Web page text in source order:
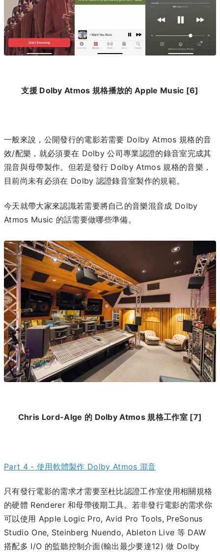
支援 Dolby Atmos 規格播放的 Apple Music [6]
一般來說，公開發行的電影若需要 Dolby Atmos 規格的音
效/配樂，就必須要在 Dolby 公司專業認證的錄音室完成其
混音與母帶製作。但若是發行 Dolby Atmos 規格的音樂，
目前尚未有必須在 Dolby 認證錄音室製作的規範。
今天就帶大家來認識若需要將自己的音樂混音成 Dolby
Atmos Music 的話需要做哪些準備。
Chris Lord-Alge 的 Dolby Atmos 規格工作室 [7]
Part 4 - 使用軟體製作 Dolby Atmos 混音
只有發行電影的需求才需要至杜比認證工作室使用相關規格
的硬體 Renderer 和母帶後期工具。若非發行電影的需求你
可以使用 Apple Logic Pro, Avid Pro Tools, PreSonus
Studio One, Steinberg Nuendo, Ableton Live 等 DAW
搭配多 I/O 的監聽控制介面(輸出最少要達12) 做 Dolby